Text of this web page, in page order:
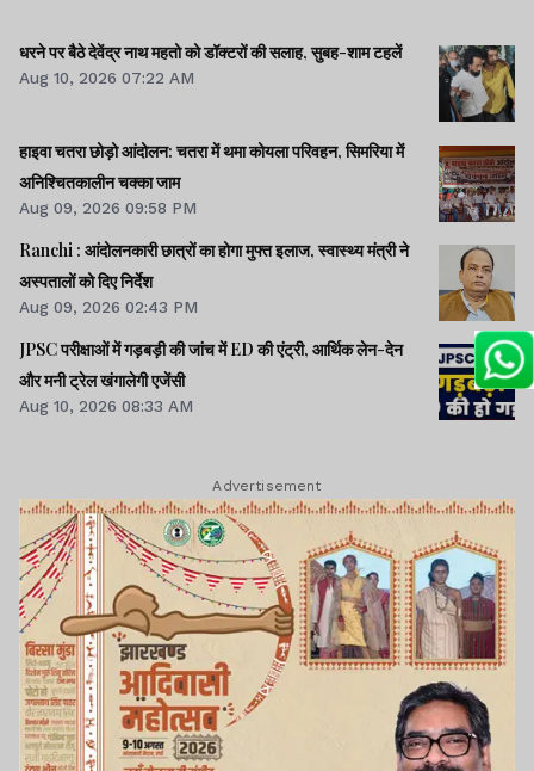
धरने पर बैठे देवेंद्र नाथ महतो को डॉक्टरों की सलाह, सुबह-शाम टहलें
Aug 10, 2026 07:22 AM
हाइवा चतरा छोड़ो आंदोलन: चतरा में थमा कोयला परिवहन, सिमरिया में
अनिश्चितकालीन चक्का जाम
Aug 09, 2026 09:58 PM
Ranchi : आंदोलनकारी छात्रों का होगा मुफ्त इलाज, स्वास्थ्य मंत्री ने
अस्पतालों को दिए निर्देश
Aug 09, 2026 02:43 PM
JPSC परीक्षाओं में गड़बड़ी की जांच में ED की एंट्री, आर्थिक लेन-देन
और मनी ट्रेल खंगालेगी एजेंसी
Aug 10, 2026 08:33 AM
Advertisement